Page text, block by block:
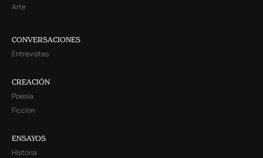
Arte
CONVERSACIONES
Entrevistas
CREACIÓN
Poesía
Ficción
ENSAYOS
Historia